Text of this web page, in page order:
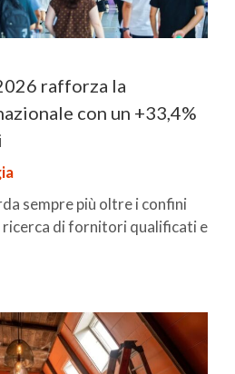
rafforza la
con un +33,4%
sempre più oltre i confini
ricerca di fornitori qualificati e